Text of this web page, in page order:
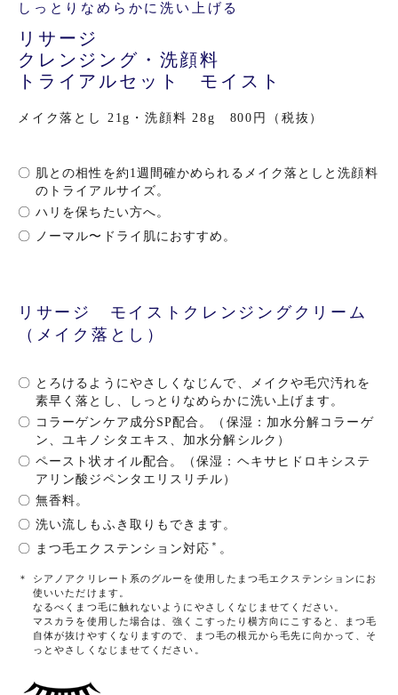
しっとりなめらかに洗い上げる
リサージ
クレンジング・洗顔料
トライアルセット モイスト
メイク落とし 21g・洗顔料 28g 800円（税抜）
〇 肌との相性を約1週間確かめられるメイク落としと洗顔料
のトライアルサイズ。
〇 ハリを保ちたい方へ。
〇 ノーマル〜ドライ肌におすすめ。
リサージ モイストクレンジングクリーム
（メイク落とし）
〇 とろけるようにやさしくなじんで、メイクや毛穴汚れを
素早く落とし、しっとりなめらかに洗い上げます。
〇 コラーゲンケア成分SP配合。（保湿：加水分解コラーゲ
ン、ユキノシタエキス、加水分解シルク）
〇 ペースト状オイル配合。（保湿：ヘキサヒドロキシステ
アリン酸ジペンタエリスリチル）
〇 無香料。
〇 洗い流しもふき取りもできます。
〇 まつ毛エクステンション対応 ＊ 。
＊
シアノアクリレート系のグルーを使用したまつ毛エクステンションにお
使いいただけます。
なるべくまつ毛に触れないようにやさしくなじませてください。
マスカラを使用した場合は、強くこすったり横方向にこすると、まつ毛
自体が抜けやすくなりますので、まつ毛の根元から毛先に向かって、そ
っとやさしくなじませてください。